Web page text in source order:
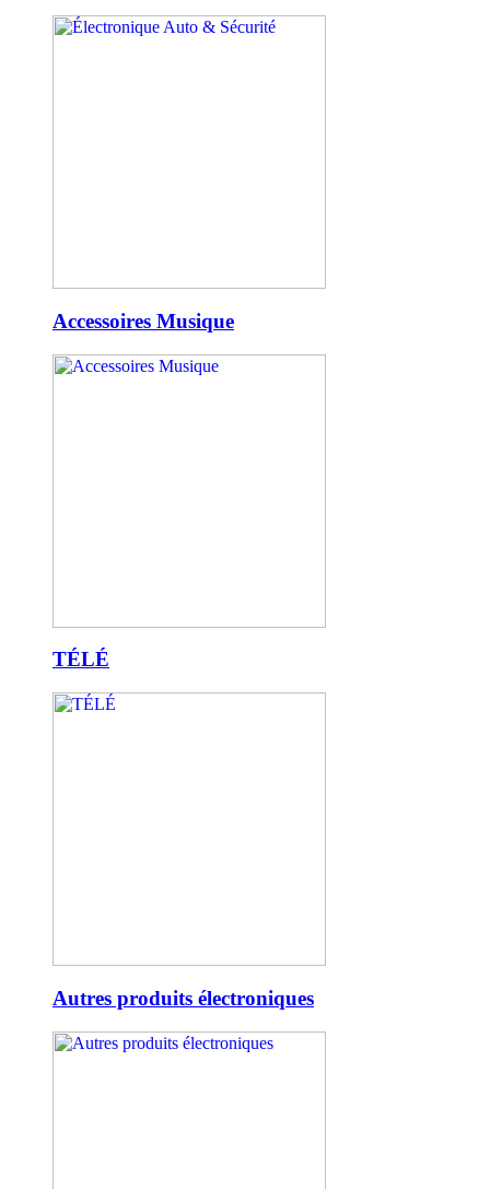
Accessoires Musique
TÉLÉ
Autres produits électroniques